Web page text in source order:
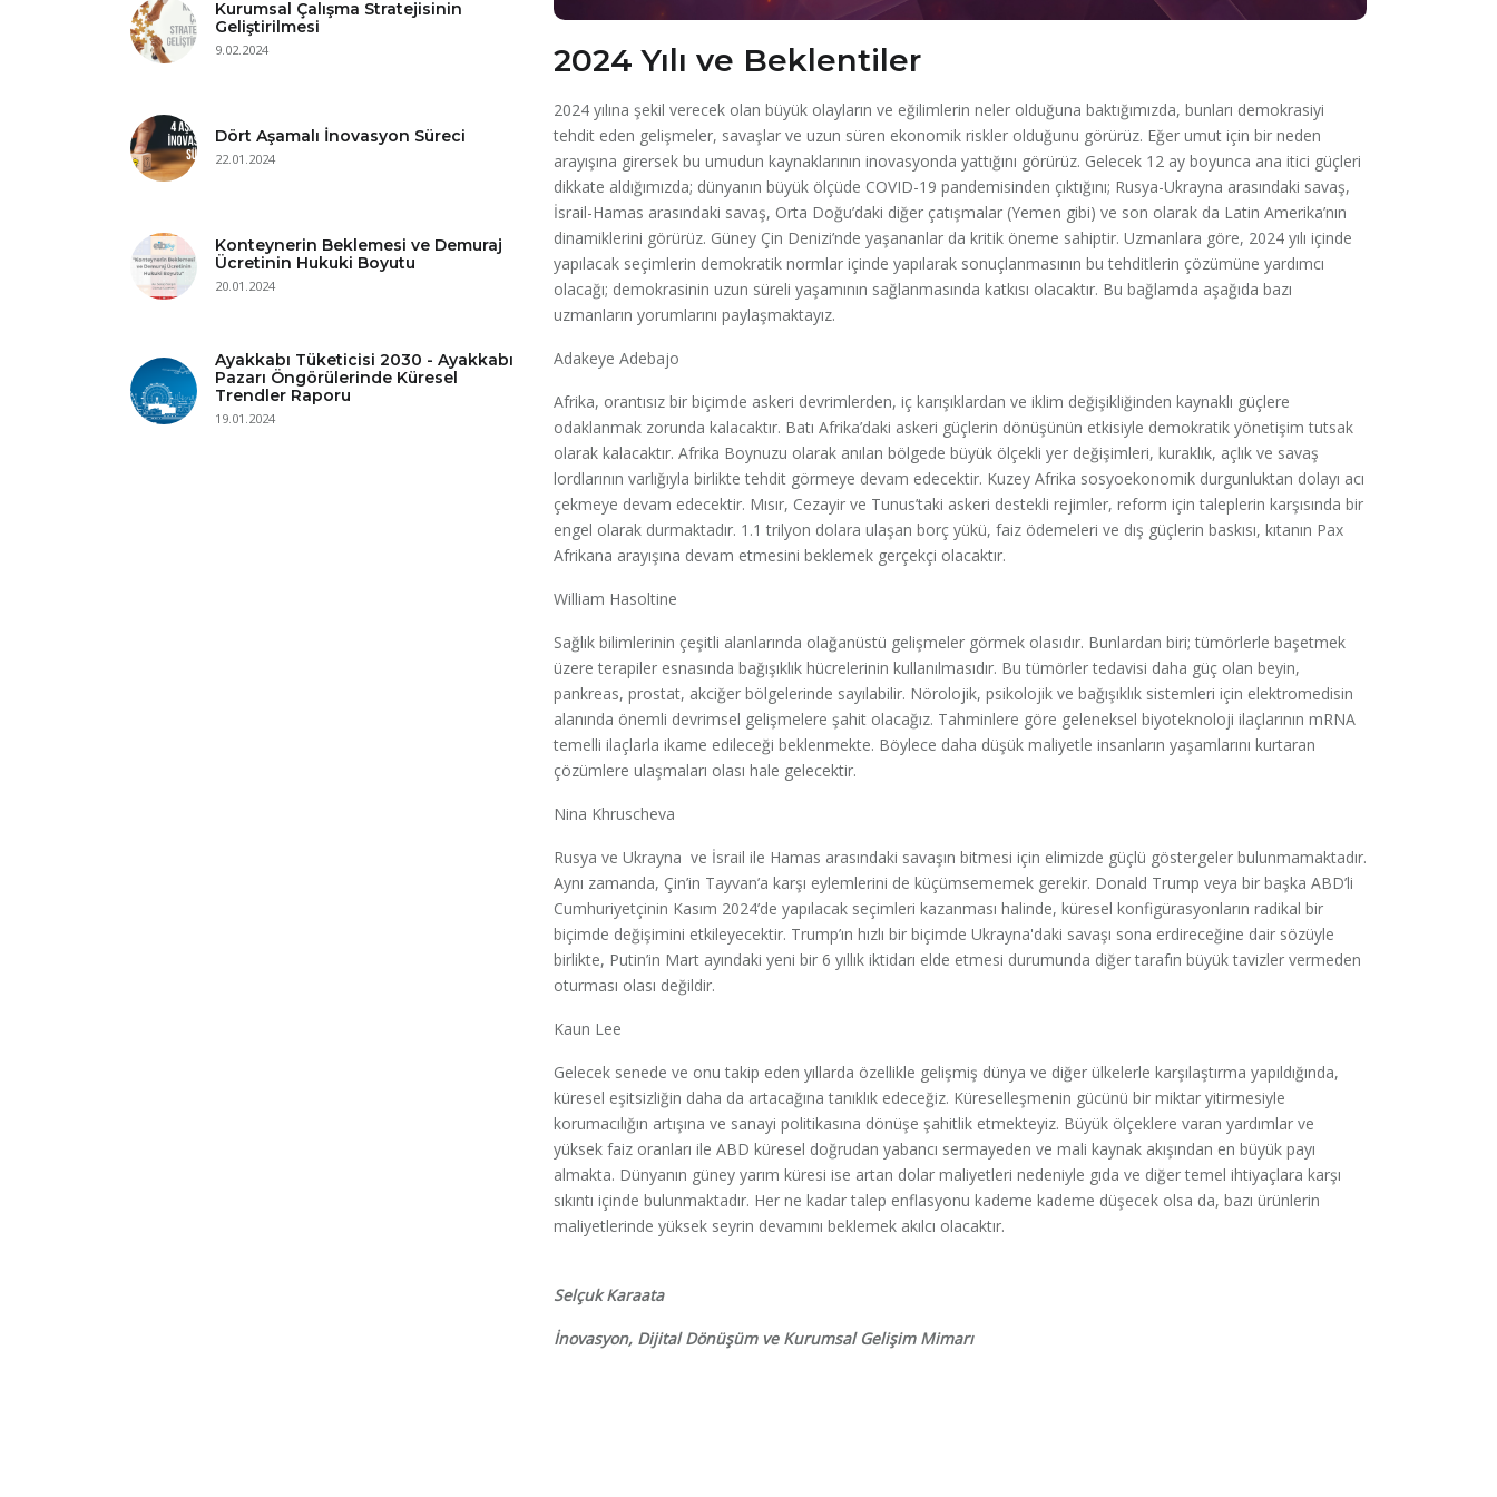
Kurumsal Çalışma Stratejisinin
Geliştirilmesi
9.02.2024
Dört Aşamalı İnovasyon Süreci
22.01.2024
Konteynerin Beklemesi ve Demuraj
Ücretinin Hukuki Boyutu
20.01.2024
Ayakkabı Tüketicisi 2030 - Ayakkabı
Pazarı Öngörülerinde Küresel
Trendler Raporu
19.01.2024
2024 Yılı ve Beklentiler
2024 yılına şekil verecek olan büyük olayların ve eğilimlerin neler olduğuna baktığımızda, bunları demokrasiyi
tehdit eden gelişmeler, savaşlar ve uzun süren ekonomik riskler olduğunu görürüz. Eğer umut için bir neden
arayışına girersek bu umudun kaynaklarının inovasyonda yattığını görürüz. Gelecek 12 ay boyunca ana itici güçleri
dikkate aldığımızda; dünyanın büyük ölçüde COVID-19 pandemisinden çıktığını; Rusya-Ukrayna arasındaki savaş,
İsrail-Hamas arasındaki savaş, Orta Doğu’daki diğer çatışmalar (Yemen gibi) ve son olarak da Latin Amerika’nın
dinamiklerini görürüz. Güney Çin Denizi’nde yaşananlar da kritik öneme sahiptir. Uzmanlara göre, 2024 yılı içinde
yapılacak seçimlerin demokratik normlar içinde yapılarak sonuçlanmasının bu tehditlerin çözümüne yardımcı
olacağı; demokrasinin uzun süreli yaşamının sağlanmasında katkısı olacaktır. Bu bağlamda aşağıda bazı
uzmanların yorumlarını paylaşmaktayız.
Adakeye Adebajo
Afrika, orantısız bir biçimde askeri devrimlerden, iç karışıklardan ve iklim değişikliğinden kaynaklı güçlere
odaklanmak zorunda kalacaktır. Batı Afrika’daki askeri güçlerin dönüşünün etkisiyle demokratik yönetişim tutsak
olarak kalacaktır. Afrika Boynuzu olarak anılan bölgede büyük ölçekli yer değişimleri, kuraklık, açlık ve savaş
lordlarının varlığıyla birlikte tehdit görmeye devam edecektir. Kuzey Afrika sosyoekonomik durgunluktan dolayı acı
çekmeye devam edecektir. Mısır, Cezayir ve Tunus’taki askeri destekli rejimler, reform için taleplerin karşısında bir
engel olarak durmaktadır. 1.1 trilyon dolara ulaşan borç yükü, faiz ödemeleri ve dış güçlerin baskısı, kıtanın Pax
Afrikana arayışına devam etmesini beklemek gerçekçi olacaktır.
William Hasoltine
Sağlık bilimlerinin çeşitli alanlarında olağanüstü gelişmeler görmek olasıdır. Bunlardan biri; tümörlerle başetmek
üzere terapiler esnasında bağışıklık hücrelerinin kullanılmasıdır. Bu tümörler tedavisi daha güç olan beyin,
pankreas, prostat, akciğer bölgelerinde sayılabilir. Nörolojik, psikolojik ve bağışıklık sistemleri için elektromedisin
alanında önemli devrimsel gelişmelere şahit olacağız. Tahminlere göre geleneksel biyoteknoloji ilaçlarının mRNA
temelli ilaçlarla ikame edileceği beklenmekte. Böylece daha düşük maliyetle insanların yaşamlarını kurtaran
çözümlere ulaşmaları olası hale gelecektir.
Nina Khruscheva
Rusya ve Ukrayna ve İsrail ile Hamas arasındaki savaşın bitmesi için elimizde güçlü göstergeler bulunmamaktadır.
Aynı zamanda, Çin’in Tayvan’a karşı eylemlerini de küçümsememek gerekir. Donald Trump veya bir başka ABD’li
Cumhuriyetçinin Kasım 2024’de yapılacak seçimleri kazanması halinde, küresel konfigürasyonların radikal bir
biçimde değişimini etkileyecektir. Trump’ın hızlı bir biçimde Ukrayna'daki savaşı sona erdireceğine dair sözüyle
birlikte, Putin’in Mart ayındaki yeni bir 6 yıllık iktidarı elde etmesi durumunda diğer tarafın büyük tavizler vermeden
oturması olası değildir.
Kaun Lee
Gelecek senede ve onu takip eden yıllarda özellikle gelişmiş dünya ve diğer ülkelerle karşılaştırma yapıldığında,
küresel eşitsizliğin daha da artacağına tanıklık edeceğiz. Küreselleşmenin gücünü bir miktar yitirmesiyle
korumacılığın artışına ve sanayi politikasına dönüşe şahitlik etmekteyiz. Büyük ölçeklere varan yardımlar ve
yüksek faiz oranları ile ABD küresel doğrudan yabancı sermayeden ve mali kaynak akışından en büyük payı
almakta. Dünyanın güney yarım küresi ise artan dolar maliyetleri nedeniyle gıda ve diğer temel ihtiyaçlara karşı
sıkıntı içinde bulunmaktadır. Her ne kadar talep enflasyonu kademe kademe düşecek olsa da, bazı ürünlerin
maliyetlerinde yüksek seyrin devamını beklemek akılcı olacaktır.
Selçuk Karaata
İnovasyon, Dijital Dönüşüm ve Kurumsal Gelişim Mimarı